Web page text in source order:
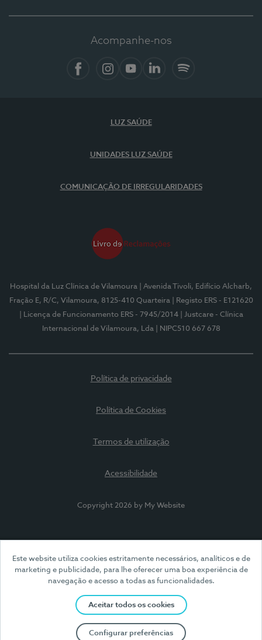
Este website utiliza cookies estritamente necessários, analíticos e de
marketing e publicidade, para lhe oferecer uma boa experiência de
navegação e acesso a todas as funcionalidades.
Aceitar todos os cookies
Configurar preferências
Acompanhe-nos
LUZ SAÚDE
UNIDADES LUZ SAÚDE
COMUNICAÇÃO DE IRREGULARIDADES
Hospital da Luz Clínica de Vilamoura
| Avenida Tivoli, Edifício Alcharb,
Fração E, R/C, Vilamoura, 8125-410 Quarteira
| Registo ERS - E121620
| Licença de Funcionamento ERS - 7945/2014
| Justcare - Clínica
Internacional de Vilamoura, Lda
| NIPC510 667 678
Política de privacidade
Política de Cookies
Termos de utilização
Acessibilidade
Copyright 2026 by My Website